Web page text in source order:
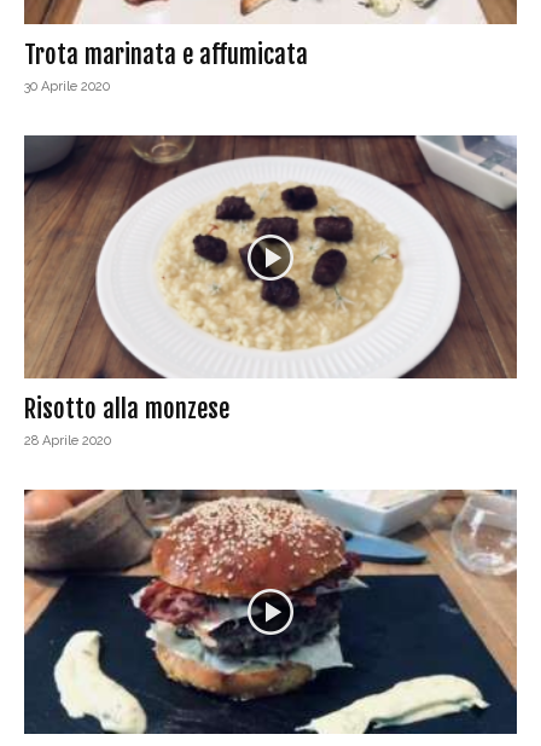
Trota marinata e affumicata
30 Aprile 2020
Risotto alla monzese
28 Aprile 2020